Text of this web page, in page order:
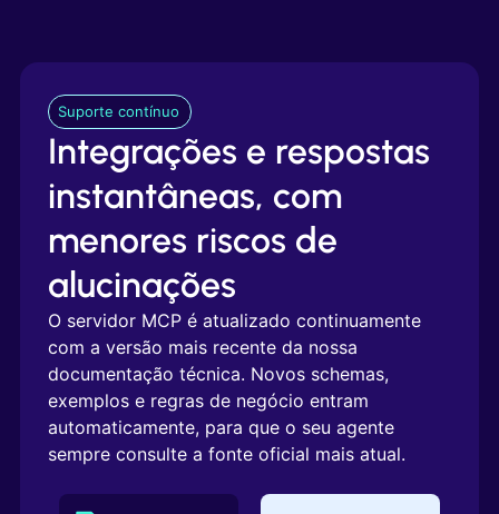
Suporte contínuo
Integrações e respostas
instantâneas, com
menores riscos de
alucinações
O servidor MCP é atualizado continuamente
com a versão mais recente da nossa
documentação técnica. Novos schemas,
exemplos e regras de negócio entram
automaticamente, para que o seu agente
sempre consulte a fonte oficial mais atual.